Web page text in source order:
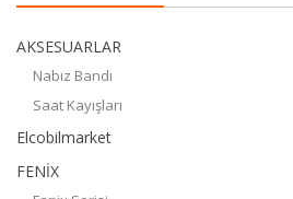
AKSESUARLAR
Nabız Bandı
Saat Kayışları
Elcobilmarket
FENİX